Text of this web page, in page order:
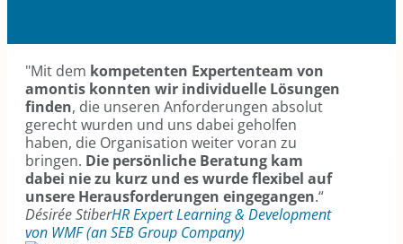
"Mit dem kompetenten Expertenteam von
amontis konnten wir individuelle Lösungen
finden, die unseren Anforderungen absolut
gerecht wurden und uns dabei geholfen
haben, die Organisation weiter voran zu
bringen. Die persönliche Beratung kam
dabei nie zu kurz und es wurde flexibel auf
unsere Herausforderungen eingegangen.“
Désirée StiberHR Expert Learning & Development
von WMF (an SEB Group Company)